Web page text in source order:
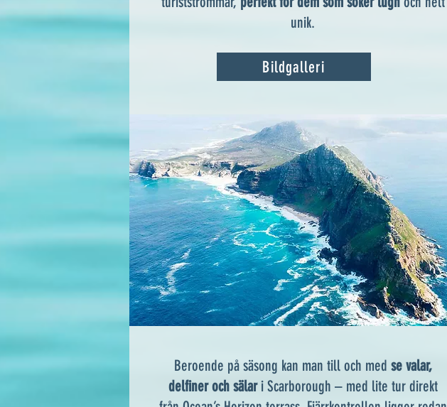
unik.
Bildgalleri
Beroende på säsong kan man till och med se valar,
delfiner och sälari Scarborough – med lite tur direkt